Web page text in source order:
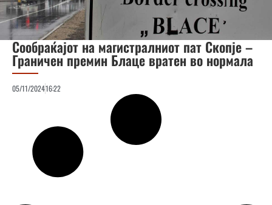
Сообраќајот на магистралниот пат Скопје –
Граничен премин Блаце вратен во нормала
05/11/202416:22